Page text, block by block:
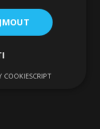
stát naším
Soubory
COOKIESCRIPT